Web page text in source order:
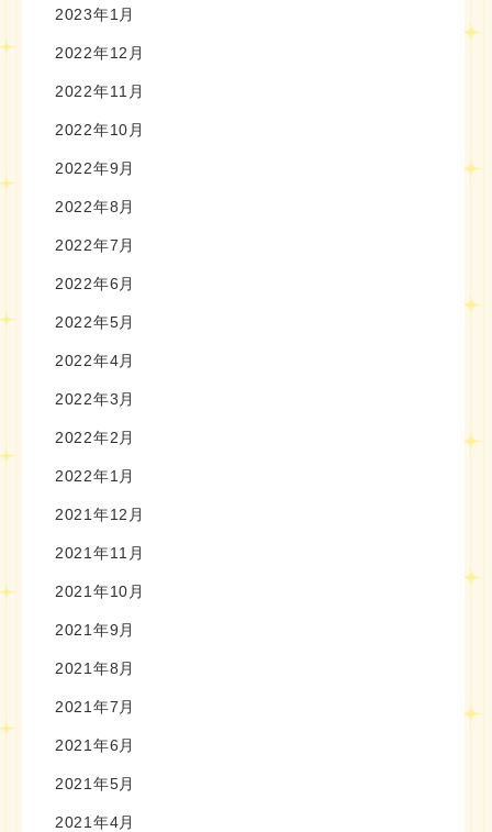
2023年1月
2022年12月
2022年11月
2022年10月
2022年9月
2022年8月
2022年7月
2022年6月
2022年5月
2022年4月
2022年3月
2022年2月
2022年1月
2021年12月
2021年11月
2021年10月
2021年9月
2021年8月
2021年7月
2021年6月
2021年5月
2021年4月